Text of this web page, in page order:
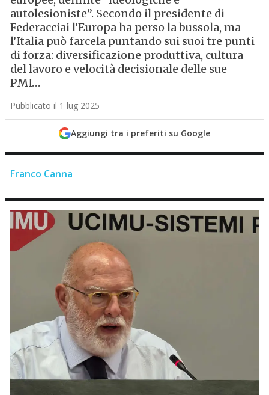
autolesioniste”. Secondo il presidente di
Federacciai l’Europa ha perso la bussola, ma
l’Italia può farcela puntando sui suoi tre punti
di forza: diversificazione produttiva, cultura
del lavoro e velocità decisionale delle sue
PMI…
Pubblicato il 1 lug 2025
Aggiungi tra i preferiti su Google
Franco Canna